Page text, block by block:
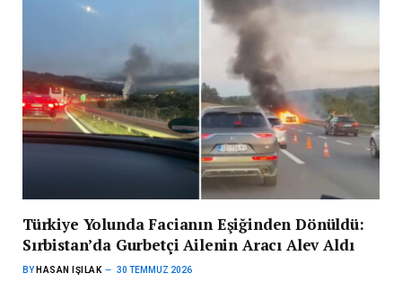
Türkiye Yolunda Facianın Eşiğinden Dönüldü:
Sırbistan’da Gurbetçi Ailenin Aracı Alev Aldı
BY HASAN IŞILAK 30 TEMMUZ 2026